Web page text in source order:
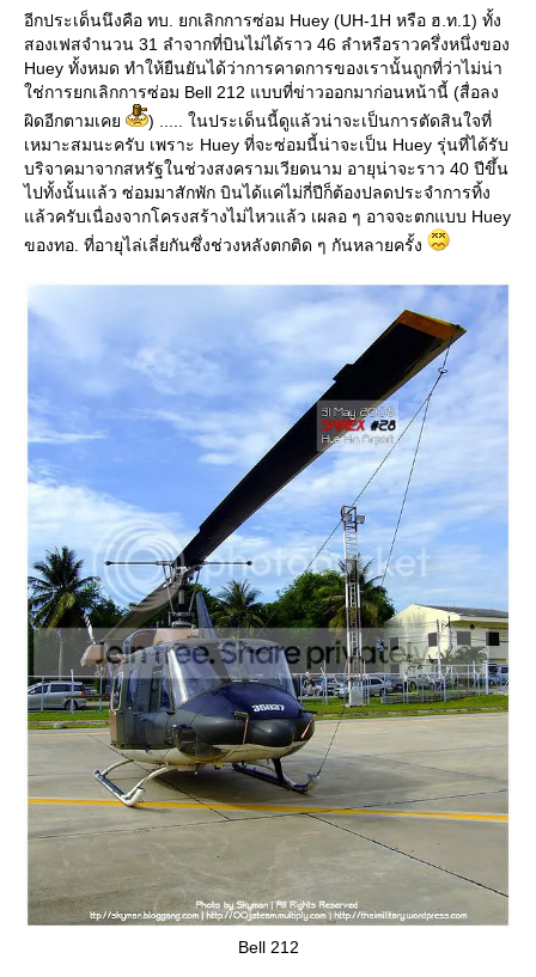
อีกประเด็นนึงคือ ทบ. ยกเลิกการซ่อม Huey (UH-1H หรือ ฮ.ท.1) ทั้ง
สองเฟสจำนวน 31 ลำจากที่บินไม่ได้ราว 46 ลำหรือราวครึ่งหนึ่งของ
Huey ทั้งหมด ทำให้ยืนยันได้ว่าการคาดการของเรานั้นถูกที่ว่าไม่น่า
ช่การยกเลิกการซ่อม Bell 212 แบบที่ข่าวออกมาก่อนหน้านี้ (สื่อลง
ผิดอีกตามเค
) ..... ในประเด็นนี้ดูแล้วน่าจะเป็นการตัดสินใจที่
เหมาะสมนะครับ เพราะ Huey ที่จะซ่อมนี้น่าจะเป็น Huey รุ่นที่ได้รับ
บริจาคมาจากสหรัฐในช่วงสงครามเวียดนาม อายุน่าจะราว 40 ปีขึ้น
ไปทั้งนั้นแล้ว ซ่อมมาสักพัก บินได้แค่ไม่กี่ปีก็ต้องปลดประจำการทิ้ง
ล้วครับเนื่องจากโครงสร้างไม่ไหวแล้ว เผลอ ๆ อาจจะตกแบบ Huey
ของทอ. ที่อายุไล่เลี่ยกันซึ่งช่วงหลังตกติด ๆ กันหลายครั้ง
Bell 212